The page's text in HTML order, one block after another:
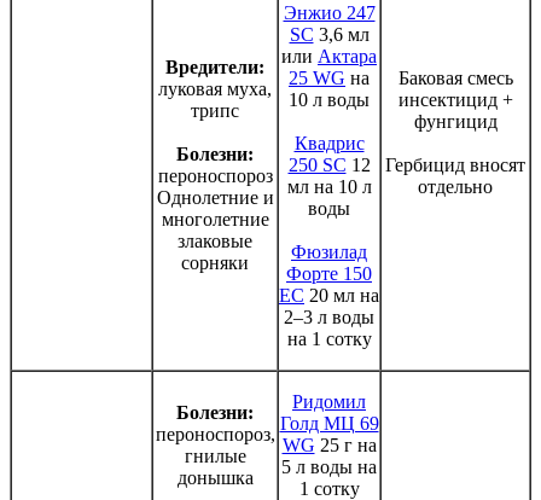
Вредители:
луковая муха,
трипс
Болезни:
пероноспороз
Однолетние и
многолетние
злаковые
сорняки
Энжио 247
SC 3,6 мл
или Актара
25 WG на
10 л воды
Квадрис
250 SC 12
мл на 10 л
воды
Фюзилад
Форте 150
ЕС 20 мл на
2–3 л воды
на 1 сотку
Баковая смесь
инсектицид +
фунгицид
Гербицид вносят
отдельно
Болезни:
пероноспороз,
гнилые
донышка
Ридомил
Голд МЦ 69
WG 25 г на
5 л воды на
1 сотку